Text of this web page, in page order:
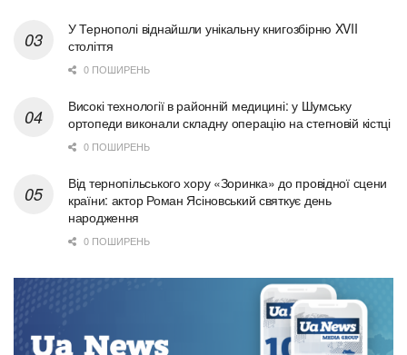
У Тернополі віднайшли унікальну книгозбірню XVII
століття
0 ПОШИРЕНЬ
Високі технології в районній медицині: у Шумську
ортопеди виконали складну операцію на стегновій кістці
0 ПОШИРЕНЬ
Від тернопільського хору «Зоринка» до провідної сцени
країни: актор Роман Ясіновський святкує день
народження
0 ПОШИРЕНЬ